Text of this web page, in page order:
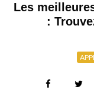
Les
: